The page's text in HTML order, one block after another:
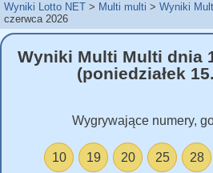
Wyniki Lotto NET Multi multi Wyniki
czerwca 2026
Wyniki Multi Multi dnia
(poniedziałek
Wygrywające numery,
10 19 20 25 28